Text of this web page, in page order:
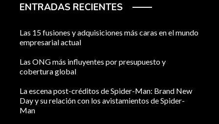
ENTRADAS RECIENTES
Las 15 fusiones y adquisiciones más caras en el mundo
empresarial actual
Las ONG más influyentes por presupuesto y
cobertura global
La escena post-créditos de Spider-Man: Brand New
Day y su relación con los avistamientos de Spider-
Man